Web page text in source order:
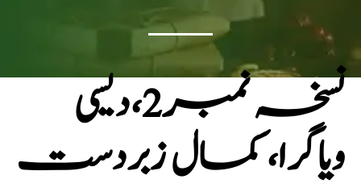
نسخہ نمبر2،دیسی
ویاگرا، کمال زبردست